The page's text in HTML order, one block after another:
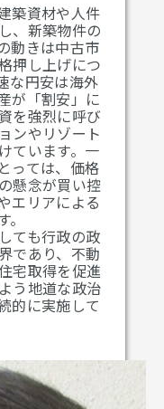
築資材や人件
、新築物件の
動きは中古市
押し上げにつ
な円安は海外
が「割安」に
を強烈に呼び
ンやリゾート
ています。一
っては、価格
懸念が買い控
エリアによる
ても行政の政
であり、不動
宅取得を促進
う地道な政治
的に実施して